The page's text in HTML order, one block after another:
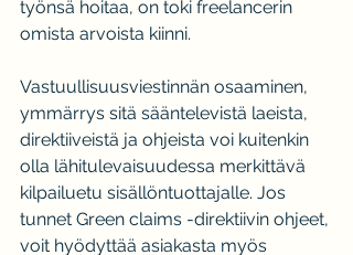
työnsä hoitaa, on toki freelancerin
omista arvoista kiinni.
Vastuullisuusviestinnän osaaminen,
ymmärrys sitä sääntelevistä laeista,
direktiiveistä ja ohjeista voi kuitenkin
olla lähitulevaisuudessa merkittävä
kilpailuetu sisällöntuottajalle. Jos
tunnet Green claims -direktiivin ohjeet,
voit hyödyttää asiakasta myös